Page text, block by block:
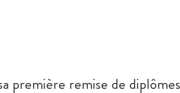
première remise de